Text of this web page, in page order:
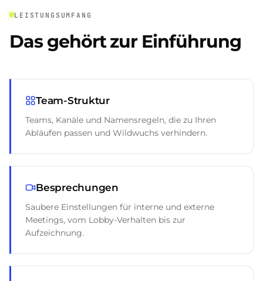
LEISTUNGSUMFANG
Das gehört zur Einführung
Team-Struktur
Teams, Kanäle und Namensregeln, die zu Ihren
Abläufen passen und Wildwuchs verhindern.
Besprechungen
Saubere Einstellungen für interne und externe
Meetings, vom Lobby-Verhalten bis zur
Aufzeichnung.